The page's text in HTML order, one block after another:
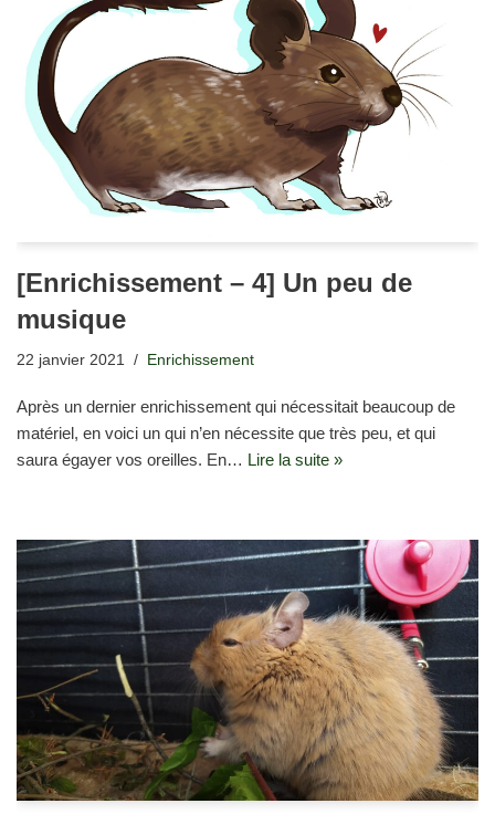
[Enrichissement – 4] Un peu de
musique
22 janvier 2021 Enrichissement
Après un dernier enrichissement qui nécessitait beaucoup de
matériel, en voici un qui n’en nécessite que très peu, et qui
saura égayer vos oreilles. En… Lire la suite »